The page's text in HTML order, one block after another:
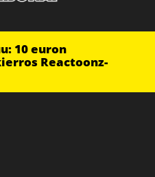
10 euron
Reactoonz-